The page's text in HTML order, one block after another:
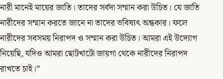
নারী মানেই মায়ের জাতি। তাদের সর্বদা সম্মান করা উচিত। যে জাতি
নারীদের সম্মান করতে জানে না তাদের ভবিষ্যৎ অন্ধকার। ফলে
নারীদের সবসময় নিরাপদ ও সম্মান করা উচিত। আমরা এই উদ্যোগ
নিয়েছি, যদিও আমরা ছোটখাটো জায়গা থেকে নারীদের নিরাপদ
রাখতে চাই।”